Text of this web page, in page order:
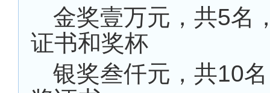
金奖壹万元，共5名
证书和奖杯
银奖叁仟元，共10